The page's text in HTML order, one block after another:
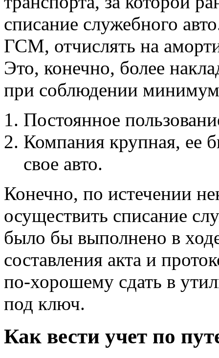
списание служебного
ГСМ, отчислять на
Это, конечно, более
при соблюдении
Постоянное
Компания крупная, ее
свое авто.
Конечно, по истечении
осуществить списание
было бы выполнено в
составления акта и
по-хорошему сдать в
под ключ.
Как вести учет по